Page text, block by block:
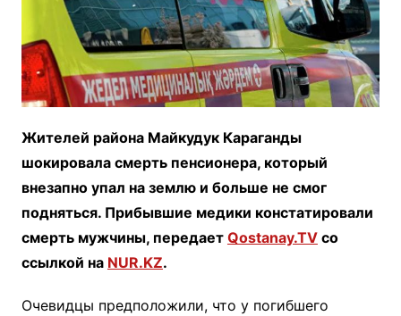
Жителей района Майкудук Караганды
шокировала смерть пенсионера, который
внезапно упал на землю и больше не смог
подняться. Прибывшие медики констатировали
смерть мужчины, передает Qostanay.TVсо
ссылкой на NUR.KZ.
Очевидцы предположили, что у погибшего